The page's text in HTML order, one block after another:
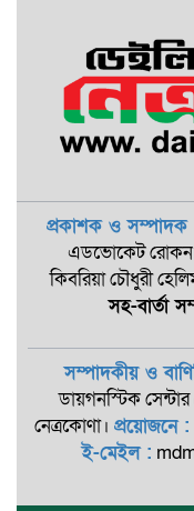
প্রকাশক ও সম্পাদক
এডভোকেট রোকন
কিবরিয়া চৌধুরী
সহ-বার্তা
সম্পাদকীয় ও
ডায়গনস্টিক
নেত্রকোণা। প্রয়োজনে :
ই-মেইল :